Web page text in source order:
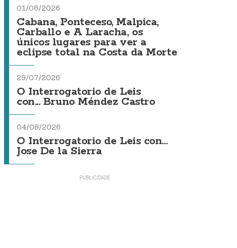
01/08/2026
Cabana, Ponteceso, Malpica,
Carballo e A Laracha, os
únicos lugares para ver a
eclipse total na Costa da Morte
29/07/2026
O Interrogatorio de Leis
con... Bruno Méndez Castro
04/08/2026
O Interrogatorio de Leis con...
Jose De la Sierra